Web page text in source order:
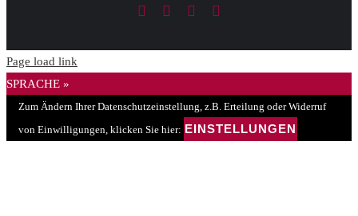
FacebookLinkedIn
PayPal
Page load link
SPRACHE »
Zum Ändern Ihrer Datenschutzeinstellung, z.B. Erteilung oder Widerruf
von Einwilligungen, klicken Sie hier: EINSTELLUNGEN